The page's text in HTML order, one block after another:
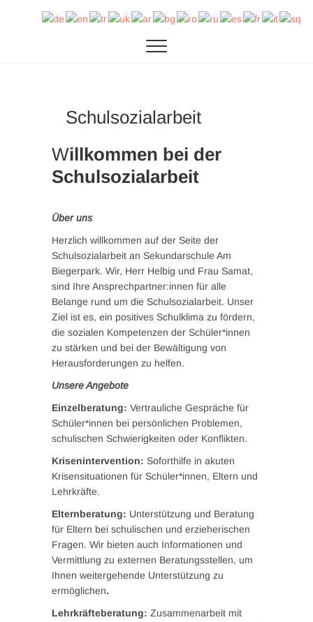
SAB
DIE SEKUNDARSCHULE AM BIEGERPARK IN
Schulsozialarbeit
Willkommen bei der
Schulsozialarbeit
Über uns
Herzlich willkommen auf der Seite der
Schulsozialarbeit an Sekundarschule Am
Biegerpark. Wir, Herr Helbig und Frau Samat,
sind Ihre Ansprechpartner:innen für alle
Belange rund um die Schulsozialarbeit. Unser
Ziel ist es, ein positives Schulklima zu fördern,
die sozialen Kompetenzen der Schüler*innen
zu stärken und bei der Bewältigung von
Herausforderungen zu helfen.
Unsere Angebote
Einzelberatung: Vertrauliche Gespräche für
Schüler*innen bei persönlichen Problemen,
schulischen Schwierigkeiten oder Konflikten.
Krisenintervention: Soforthilfe in akuten
Krisensituationen für Schüler*innen, Eltern und
Lehrkräfte.
Elternberatung: Unterstützung und Beratung
für Eltern bei schulischen und erzieherischen
Fragen. Wir bieten auch Informationen und
Vermittlung zu externen Beratungsstellen, um
Ihnen weitergehende Unterstützung zu
ermöglichen.
Lehrkräfteberatung: Zusammenarbeit mit